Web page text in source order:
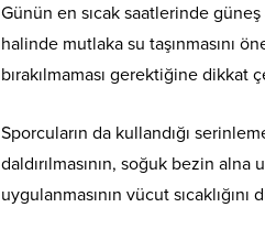
Günün en sıcak saatlerinde güneş
halinde mutlaka su taşınmasını
bırakılmaması gerektiğine dikkat
Sporcuların da kullandığı
daldırılmasının, soğuk bezin
uygulanmasının vücut